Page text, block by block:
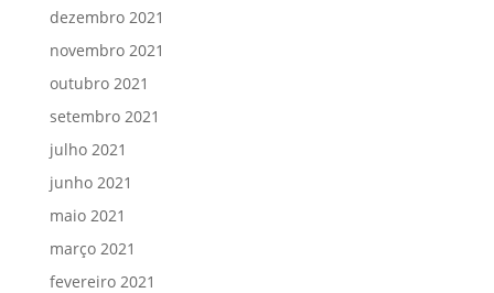
dezembro 2021
novembro 2021
outubro 2021
setembro 2021
julho 2021
junho 2021
maio 2021
março 2021
fevereiro 2021